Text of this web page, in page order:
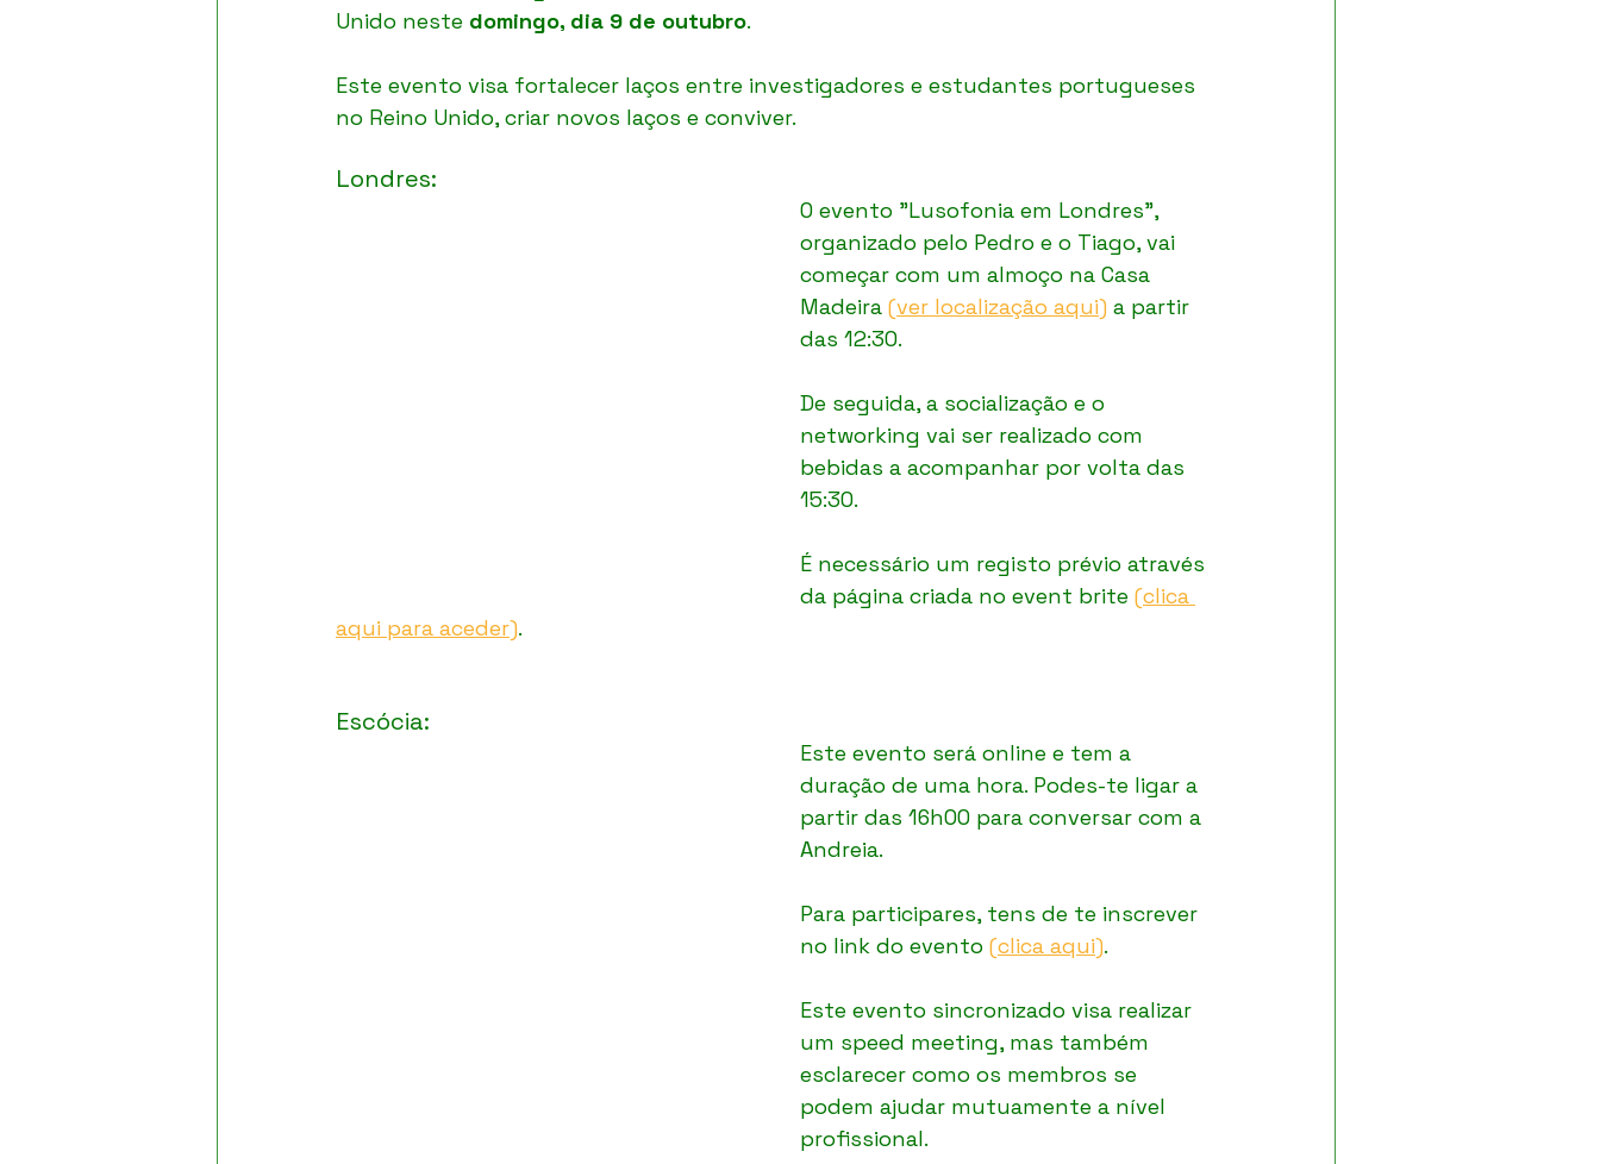
Unido neste domingo, dia 9 de outubro.
Este evento visa fortalecer laços entre investigadores e estudantes portugueses
no Reino Unido, criar novos laços e conviver.
Londres:
O evento "Lusofonia em Londres",
organizado pelo Pedro e o Tiago, vai
começar com um almoço na Casa
Madeira (ver localização aqui) a partir
das 12:30.
De seguida, a socialização e o
networking vai ser realizado com
bebidas a acompanhar por volta das
15:30.
É necessário um registo prévio através
da página criada no event brite (clica
aqui para aceder).
Escócia:
Este evento será online e tem a
duração de uma hora. Podes-te ligar a
partir das 16h00 para conversar com a
Andreia.
Para participares, tens de te inscrever
no link do evento (clica aqui).
Este evento sincronizado visa realizar
um speed meeting, mas também
esclarecer como os membros se
podem ajudar mutuamente a nível
profissional.